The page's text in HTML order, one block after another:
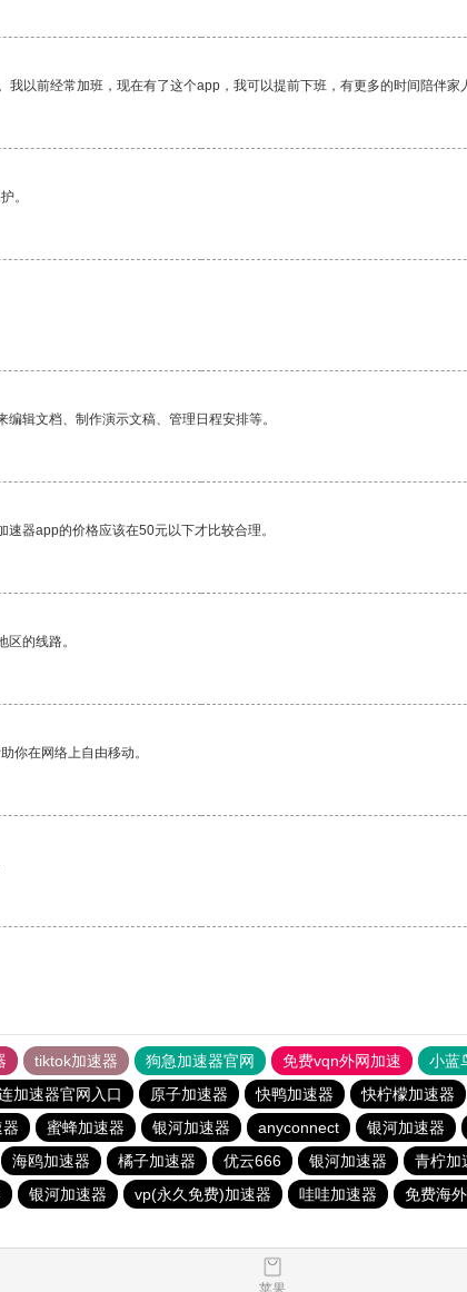
以前经常加班，现在有了这个app，我可以提前下班，有更多的时间陪伴家
。
辑文档、制作演示文稿、管理日程安排等。
器app的价格应该在50元以下才比较合理。
的线路。
你在网络上自由移动。
tiktok加速器 狗急加速器官网 免费vqn外网加速 小蓝
加速器官网入口 原子加速器 快鸭加速器 快柠檬加速器
蜜蜂加速器 银河加速器 anyconnect 银河加速器
海鸥加速器 橘子加速器 优云666 银河加速器 青柠加
银河加速器 vp(永久免费)加速器 哇哇加速器 免费海
苹果